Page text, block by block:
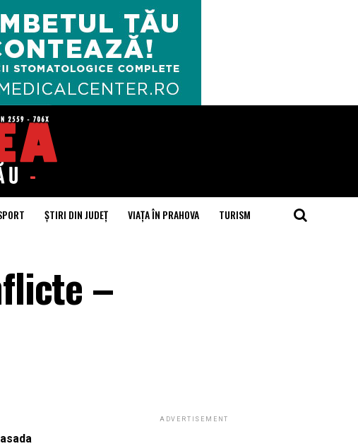
ȘTIRI DIN JUDEȚ VIAȚA ÎN PRAHOVA TURISM
–
ADVERTISEMENT